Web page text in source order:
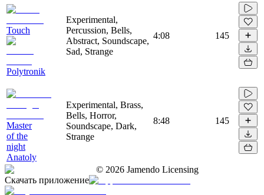
Touch
Polytronik
Experimental,
Percussion, Bells,
Abstract, Soundscape,
Sad, Strange
4:08 145
Master
of the
night
Anatoly
Experimental, Brass,
Bells, Horror,
Soundscape, Dark,
Strange
8:48 145
© 2026 Jamendo Licensing
Скачать приложение